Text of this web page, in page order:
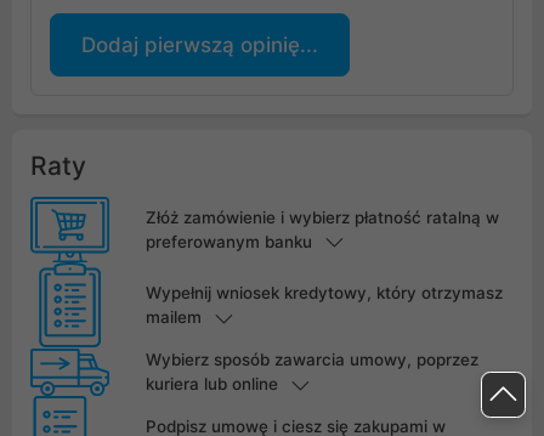
Dodaj pierwszą opinię...
Raty
Złóż zamówienie i wybierz płatność ratalną w
preferowanym banku
Wypełnij wniosek kredytowy, który otrzymasz
mailem
Wybierz sposób zawarcia umowy, poprzez
kuriera lub online
Podpisz umowę i ciesz się zakupami w